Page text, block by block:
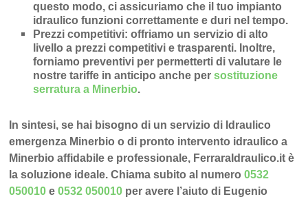
questo modo, ci assicuriamo che il tuo impianto
idraulico funzioni correttamente e duri nel tempo.
Prezzi competitivi: offriamo unservizio di alto
livello a prezzi competitivi e trasparenti. Inoltre,
forniamo preventivi per permetterti di valutare le
nostre tariffe in anticipo anche persostituzione
serratura a Minerbio.
In sintesi, se hai bisogno di un servizio di Idraulico
emergenza Minerbio o di pronto intervento idraulico a
Minerbio affidabile e professionale, FerraraIdraulico.it è
la soluzione ideale. Chiama subito al numero0532
050010 e0532 050010 per avere l’aiuto di Eugenio